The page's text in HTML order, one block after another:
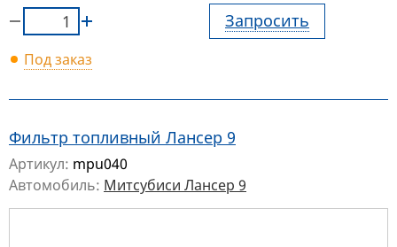
Запросить
Под заказ
Фильтр топливный Лансер 9
Артикул: mpu040
Автомобиль: Митсубиси Лансер 9